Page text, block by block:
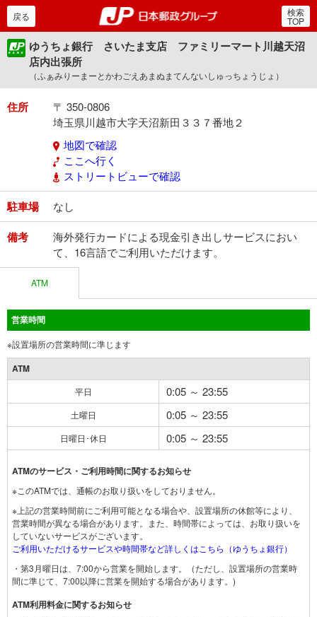
郵便局・日本郵政グルー
戻る 検索
TOP
ゆうちょ銀行 さいたま支店 ファミリーマート川越天沼
店内出張所
（ふぁみりーまーとかわごえあまぬまてんないしゅっちょうじょ）
住所
〒 350-0806
埼玉県川越市大字天沼新田３３７番地２
地図で確認
ここへ行く
ストリートビューで確認
駐車場 なし
備考
海外発行カードによる現金引き出しサービスにおい
て、16言語でご利用いただけます。
ATM
営業時間
※設置場所の営業時間に準じます
ATM
平日 0:05 ～ 23:55
土曜日 0:05 ～ 23:55
日曜日･休日 0:05 ～ 23:55
ATMのサービス・ご利用時間に関するお知らせ
※このATMでは、通帳のお取り扱いをしておりません。
※上記の営業時間前にご利用可能となる場合や、設置場所の休館等により、
営業時間が異なる場合があります。また、時間帯によっては、お取り扱いを
していないサービスがございます。
ご利用いただけるサービスや時間帯など詳しくはこちら（ゆうちょ銀行）
・第3月曜日は、7:00から営業を開始します。（ただし、設置場所の営業時
間に準じて、7:00以降に営業を開始する場合があります。)
ATM利用料金に関するお知らせ